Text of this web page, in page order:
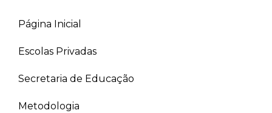
Página Inicial
Escolas Privadas
Secretaria de Educação
Metodologia